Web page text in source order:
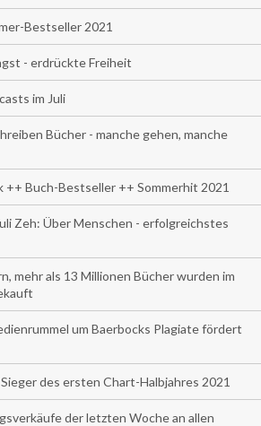
Bestseller 2021
- erdrückte Freiheit
im Juli
Bücher - manche gehen, manche
++ Buch-Bestseller ++ Sommerhit 2021
Zeh: Über Menschen - erfolgreichstes
mehr als 13 Millionen Bücher wurden im
um Baerbocks Plagiate fördert
des ersten Chart-Halbjahres 2021
der letzten Woche an allen